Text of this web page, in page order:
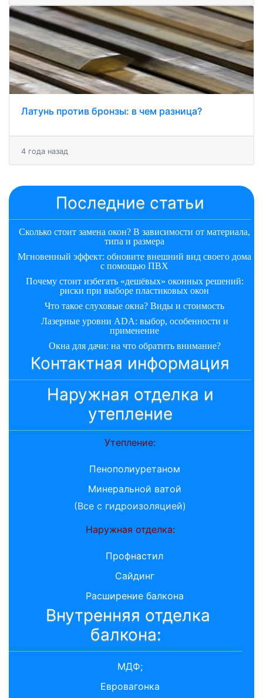
Латунь против бронзы: в чем разница?
4 года назад
Последние статьи
Сколько стоит замена окон? В зависимости от материала,
типа и размера
Мгновенный эффект: обновите внешний вид своего дома
с помощью ПВХ
Почему стоит избегать «дешёвых» оконных решений:
риски при выборе пластиковых окон
Что такое слуховые окна? Виды и стоимость
Лазерные уровни ADA: выбор, особенности и
применение
Окна для дачи: на что обратить внимание?
Контактная информация
Наружная отделка и
утепление
Утепление:
Пенополиуретаном
Минеральной ватой
(Все с гидроизоляцией)
Наружная отделка:
Профнастил
Сайдинг
Расширение балкона
Внутренняя отделка
балкона:
МДФ;
Евровагонка